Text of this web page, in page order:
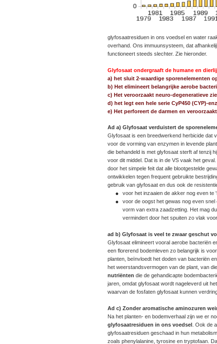
glyfosaatresiduen in ons voedsel en water
overhand. Ons immuunsysteem, dat
functioneert steeds slechter. Zie hieronder.
Glyfosaat ondergraaft de humane en
a) het sluit 2-waardige sporenelementen
b) Het elimineert belangrijke aerobe
c) Het veroorzaakt neuro-degeneratieve
d) het legt een hele serie CyP450 (CYP)-
e) Het perforeert de darmen en
Ad a) Glyfosaat verduistert de
Glyfosaat is een breedwerkend herbicide dat
voor de vorming van enzymen in levende
die behandeld is met glyfosaat sterft af tenzij
voor dit middel. Dat is in de VS vaak het
door het simpele feit dat alle blootgestelde
ontwikkelen tegen frequent gebruikte
gebruik van glyfosaat en dus ook de
voor het inzaaien de akker nog even te
voor de oogst het gewas nog even
vorm van extra zaadzetting. Het mag
vermindert door het spuiten zo vlak
ad b) Glyfosaat is veel te zwaar geschut
Glyfosaat elimineert vooral aerobe bacteriën
een florerend bodemleven zo belangrijk is
planten, beïnvloedt het doden van bacteriën
het weerstandsvermogen van de plant, van
nutriënten die de gehandicapte
jaren, omdat glyfosaat wordt nageleverd uit
waarvan de fosfaten glyfosaat kunnen
Ad c) Zonder aromatische aminozuren
Na het planten- en bodemverhaal zijn we er
glyfosaatresiduen in ons voedsel . Ook de
glyfosaatresiduen geschaad in hun
zoals phenylalanine, tyrosine en tryptofaan.